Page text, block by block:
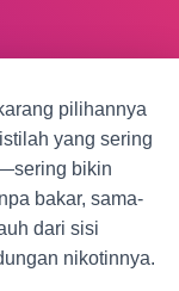
pilihannya
yang sering
bikin
bakar, sama-
dari sisi
nikotinnya.